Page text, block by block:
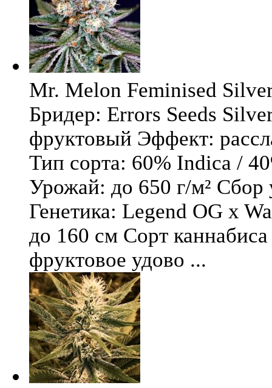
Mr. Melon Feminised
Бридер: Errors Seeds
фруктовый Эффект:
Тип сорта: 60% Indica /
Урожай: до 650 г/м² Сбор
Генетика: Legend OG x
до 160 см Сорт
фруктовое удово ...